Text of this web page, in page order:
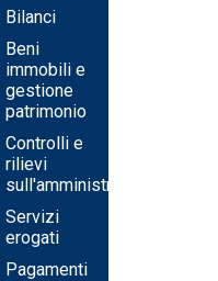
Bilanci
Beni
immobili e
gestione
patrimonio
Controlli e
rilievi
sull'amministrazione
Servizi
erogati
Pagamenti